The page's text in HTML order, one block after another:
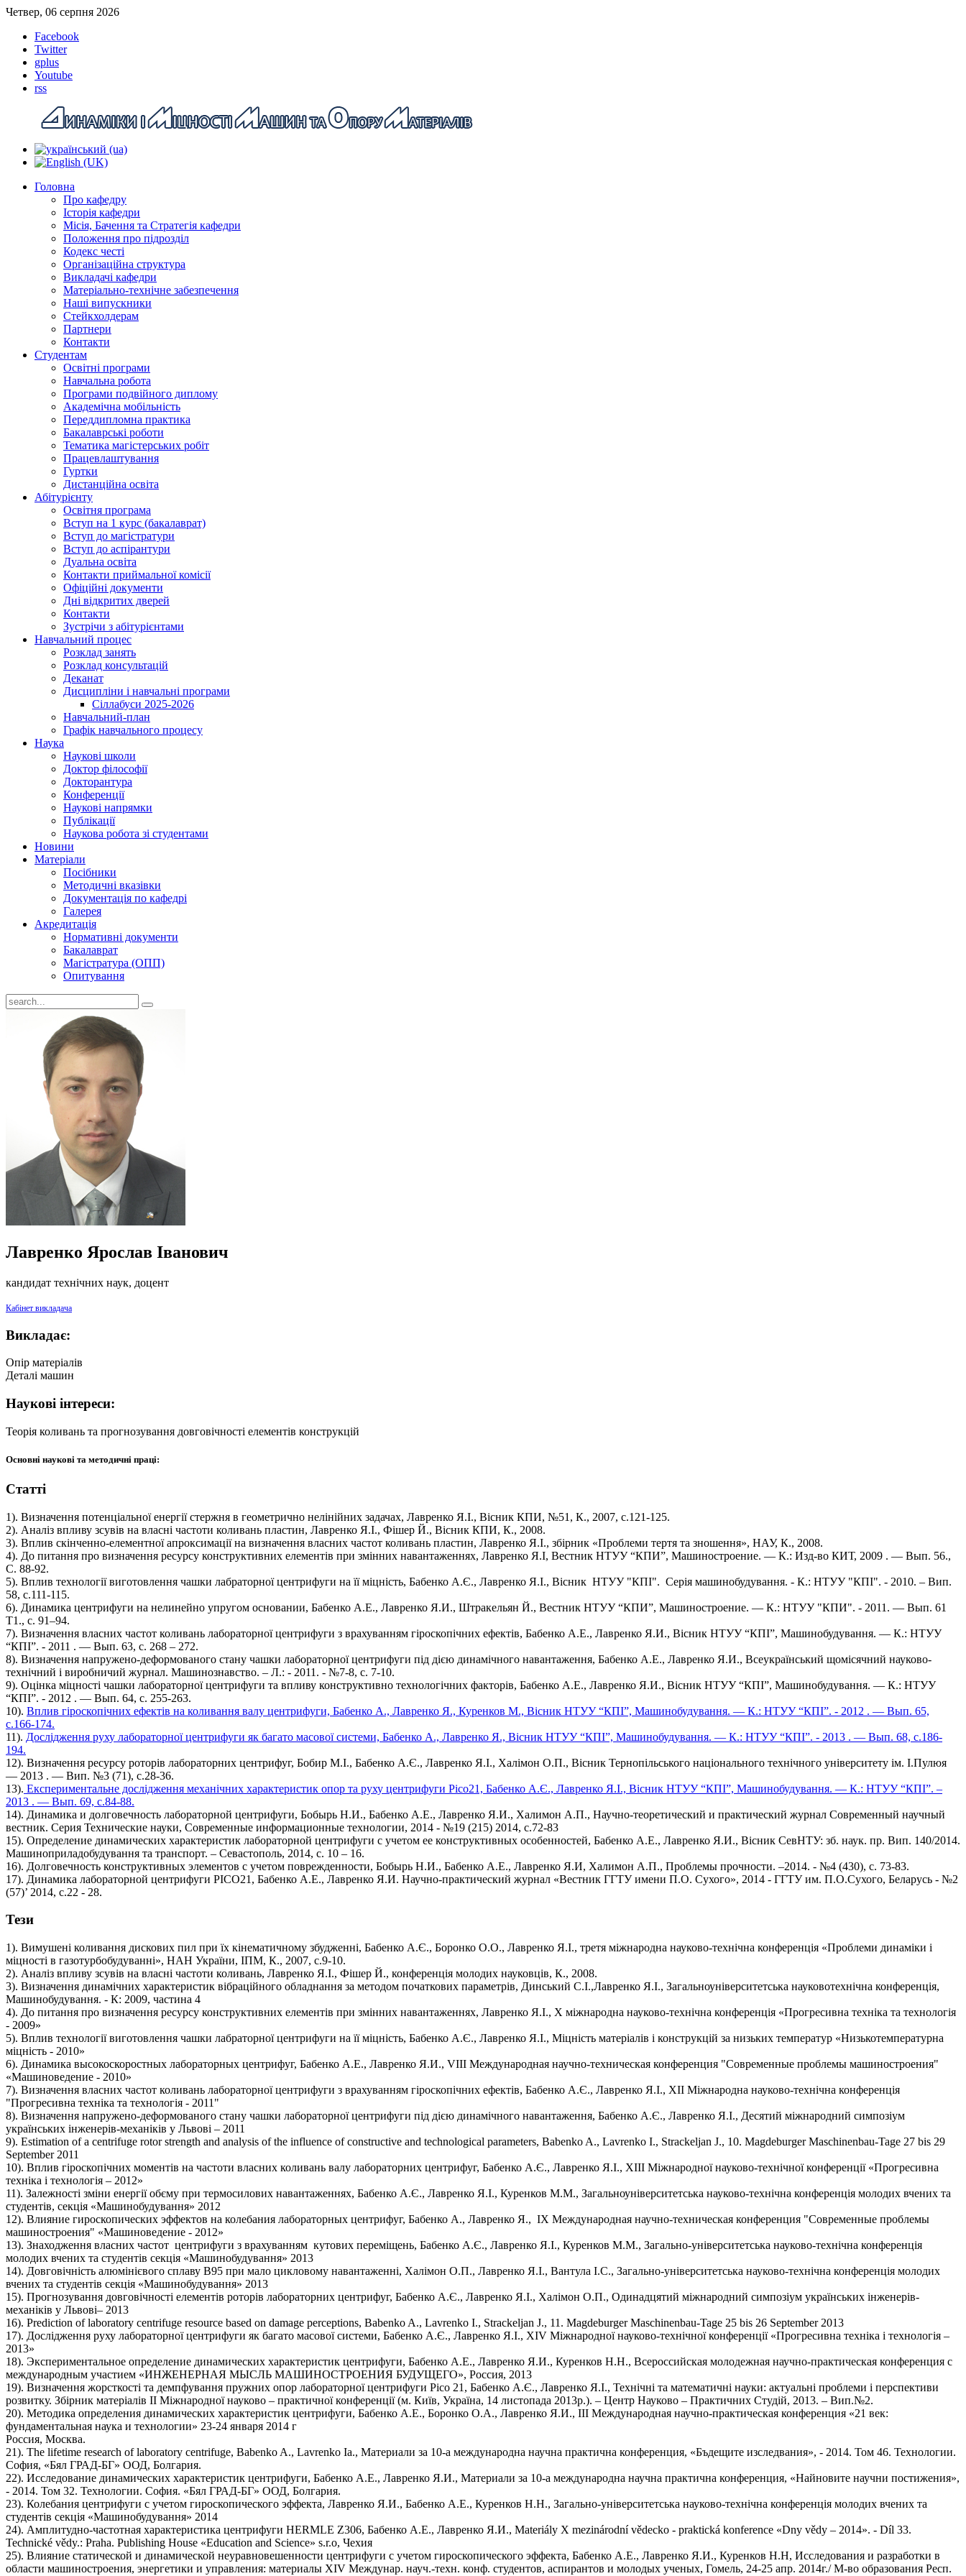
Четвер, 06 серпня 2026
Facebook
Twitter
gplus
Youtube
rss
Головна
Про кафедру
Історія кафедри
Місія, Бачення та Стратегія кафедри
Положення про підрозділ
Кодекс честі
Організаційна структура
Викладачі кафедри
Матеріально-технічне забезпечення
Наші випускники
Стейкхолдерам
Партнери
Контакти
Студентам
Освітні програми
Навчальна робота
Програми подвійного диплому
Академічна мобільність
Переддипломна практика
Бакалаврські роботи
Тематика магістерських робіт
Працевлаштування
Гуртки
Дистанційна освіта
Абітурієнту
Освітня програма
Вступ на 1 курс (бакалаврат)
Вступ до магістратури
Вступ до аспірантури
Дуальна освіта
Контакти приймальної комісії
Офіційні документи
Дні відкритих дверей
Контакти
Зустрічи з абітурієнтами
Навчальний процес
Розклад занять
Розклад консультацій
Деканат
Дисципліни і навчальні програми
Сіллабуси 2025-2026
Навчальний-план
Графік навчального процесу
Наука
Наукові школи
Доктор філософії
Докторантура
Конференції
Наукові напрямки
Публікації
Наукова робота зі студентами
Новини
Матеріали
Посібники
Методичні вказівки
Документація по кафедрі
Галерея
Акредитація
Нормативні документи
Бакалаврат
Магістратура (ОПП)
Опитування
Лавренко Ярослав Іванович
кандидат технічних наук, доцент
Кабінет викладача
Викладає:
Опір матеріалів
Деталі машин
Наукові інтереси:
Теорія коливань та прогнозування довговічності елементів конструкцій
Основні науковi та методичнi працi:
Статті
1). Визначення потенціальної енергії стержня в геометрично нелінійних задачах, Лавренко Я.І., Вісник КПИ, №51, К., 2007, с.121-125.
2). Аналіз впливу зсувів на власні частоти коливань пластин, Лавренко Я.І., Фішер Й., Вісник КПИ, К., 2008.
3). Вплив скінченно-елементної апроксимації на визначення власних частот коливань пластин, Лавренко Я.І., збірник «Проблеми тертя та зношення», НАУ, К., 2008.
4). До питання про визначення ресурсу конструктивних елементів при змінних навантаженнях, Лавренко Я.І, Вестник НТУУ “КПИ”, Машиностроение. — К.: Изд-во КИТ, 2009 . — Вып. 56.,
С. 88-92.
5). Вплив технології виготовлення чашки лабраторної центрифуги на її міцність, Бабенко А.Є., Лавренко Я.І., Вісник НТУУ "КПІ". Серія машинобудування. - К.: НТУУ "КПІ". - 2010. – Вип.
58, с.111-115.
6). Динамика центрифуги на нелинейно упругом основании, Бабенко А.Е., Лавренко Я.И., Штракельян Й., Вестник НТУУ “КПИ”, Машиностроение. — К.: НТУУ "КПИ". - 2011. — Вып. 61
Т1., с. 91–94.
7). Визначення власних частот коливань лабораторної центрифуги з врахуванням гіроскопічних ефектів, Бабенко А.Е., Лавренко Я.И., Вісник НТУУ “КПІ”, Машинобудування. — К.: НТУУ
“КПІ”. - 2011 . — Вып. 63, с. 268 – 272.
8). Визначення напружено-деформованого стану чашки лабораторної центрифуги під дією динамічного навантаження, Бабенко А.Е., Лавренко Я.И., Всеукраїнський щомісячний науково-
технічний і виробничий журнал. Машинознавство. – Л.: - 2011. - №7-8, с. 7-10.
9). Оцінка міцності чашки лабораторної центрифуги та впливу конструктивно технологічних факторів, Бабенко А.Е., Лавренко Я.И., Вісник НТУУ “КПІ”, Машинобудування. — К.: НТУУ
“КПІ”. - 2012 . — Вып. 64, c. 255-263.
10). Вплив гіроскопічних ефектів на коливання валу центрифуги, Бабенко А., Лавренко Я., Куренков М., Вісник НТУУ “КПІ”, Машинобудування. — К.: НТУУ “КПІ”. - 2012 . — Вып. 65,
с.166-174.
11). Дослідження руху лабораторної центрифуги як багато масової системи, Бабенко А., Лавренко Я., Вісник НТУУ “КПІ”, Машинобудування. — К.: НТУУ “КПІ”. - 2013 . — Вып. 68, c.186-
194.
12). Визначення ресурсу роторів лабораторних центрифуг, Бобир М.І., Бабенко А.Є., Лавренко Я.І., Халімон О.П., Вісник Тернопільського національного технічного університету ім. І.Пулюя
— 2013 . — Вип. №3 (71), c.28-36.
13). Експериментальне дослідження механічних характеристик опор та руху центрифуги Рісо21, Бабенко А.Є., Лавренко Я.І., Вісник НТУУ “КПІ”, Машинобудування. — К.: НТУУ “КПІ”. –
2013 . — Вып. 69, с.84-88.
14). Динамика и долговечность лабораторной центрифуги, Бобырь Н.И., Бабенко А.Е., Лавренко Я.И., Халимон А.П., Научно-теоретический и практический журнал Современный научный
вестник. Серия Технические науки, Современные информационные технологии, 2014 - №19 (215) 2014, с.72-83
15). Определение динамических характеристик лабораторной центрифуги с учетом ее конструктивных особенностей, Бабенко А.Е., Лавренко Я.И., Вісник СевНТУ: зб. наук. пр. Вип. 140/2014.
Машиноприладобудування та транспорт. – Севастополь, 2014, с. 10 – 16.
16). Долговечность конструктивных элементов с учетом поврежденности, Бобырь Н.И., Бабенко А.Е., Лавренко Я.И, Халимон А.П., Проблемы прочности. –2014. - №4 (430), с. 73-83.
17). Динамика лабораторной центрифуги PICO21, Бабенко А.Е., Лавренко Я.И. Научно-практический журнал «Вестник ГГТУ имени П.О. Сухого», 2014 - ГГТУ им. П.О.Сухого, Беларусь - №2
(57)’ 2014, c.22 - 28.
Тези
1). Вимушені коливання дискових пил при їх кінематичному збудженні, Бабенко А.Є., Боронко О.О., Лавренко Я.І., третя міжнародна науково-технічна конференція «Проблеми динаміки і
міцності в газотурбобудуванні», НАН України, ІПМ, К., 2007, с.9-10.
2). Аналіз впливу зсувів на власні частоти коливань, Лавренко Я.І., Фішер Й., конференція молодих науковців, К., 2008.
3). Визначення динамічних характеристик вібраційного обладнання за методом початкових параметрів, Динський С.І.,Лавренко Я.І., Загальноуніверситетська науковотехнічна конференція,
Машинобудування. - К: 2009, частина 4
4). До питання про визначення ресурсу конструктивних елементів при змінних навантаженнях, Лавренко Я.І., Х міжнародна науково-технічна конференція «Прогресивна техніка та технологія
- 2009»
5). Вплив технології виготовлення чашки лабраторної центрифуги на її міцність, Бабенко А.Є., Лавренко Я.І., Міцність матеріалів і конструкцій за низьких температур «Низькотемпературна
міцність - 2010»
6). Динамика высокоскоростных лабораторных центрифуг, Бабенко А.Е., Лавренко Я.И., VIII Международная научно-техническая конференция "Современные проблемы машиностроения"
«Машиноведение - 2010»
7). Визначення власних частот коливань лабораторної центрифуги з врахуванням гіроскопічних ефектів, Бабенко А.Є., Лавренко Я.І., ХІІ Міжнародна науково-технічна конференція
"Прогресивна техніка та технологія - 2011"
8). Визначення напружено-деформованого стану чашки лабораторної центрифуги під дією динамічного навантаження, Бабенко А.Є., Лавренко Я.І., Десятий міжнародний симпозіум
українських інженерів-механіків у Львові – 2011
9). Estimation of a centrifuge rotor strength and analysis of the influence of constructive and technological parameters, Babenko A., Lavrenko I., Strackeljan J., 10. Magdeburger Maschinenbau-Tage 27 bis 29
September 2011
10). Вплив гіроскопічних моментів на частоти власних коливань валу лабораторних центрифуг, Бабенко А.Є., Лавренко Я.І., XІІІ Міжнародної науково-технічної конференції «Прогресивна
техніка і технологія – 2012»
11). Залежності зміни енергії обєму при термосилових навантаженнях, Бабенко А.Є., Лавренко Я.І., Куренков М.М., Загальноуніверситетська науково-технічна конференція молодих вчених та
студентів, секція «Машинобудування» 2012
12). Влияние гироскопических эффектов на колебания лабораторных центрифуг, Бабенко А., Лавренко Я., IX Международная научно-техническая конференция "Современные проблемы
машиностроения" «Машиноведение - 2012»
13). Знаходження власних частот центрифуги з врахуванням кутових переміщень, Бабенко А.Є., Лавренко Я.І., Куренков М.М., Загально-університетська науково-технічна конференція
молодих вчених та студентів секція «Машинобудування» 2013
14). Довговічність алюмінієвого сплаву В95 при мало цикловому навантаженні, Халімон О.П., Лавренко Я.І., Вантула І.С., Загально-університетська науково-технічна конференція молодих
вчених та студентів секція «Машинобудування» 2013
15). Прогнозування довговічності елементів роторів лабораторних центрифуг, Бабенко А.Є., Лавренко Я.І., Халімон О.П., Одинадцятий міжнародний симпозіум українських інженерів-
механіків у Львові– 2013
16). Prediction of laboratory centrifuge resource based on damage perceptions, Babenko A., Lavrenko I., Strackeljan J., 11. Magdeburger Maschinenbau-Tage 25 bis 26 September 2013
17). Дослідження руху лабораторної центрифуги як багато масової системи, Бабенко А.Є., Лавренко Я.І., XІV Міжнародної науково-технічної конференції «Прогресивна техніка і технологія –
2013»
18). Экспериментальное определение динамических характеристик центрифуги, Бабенко А.Е., Лавренко Я.И., Куренков Н.Н., Всероссийская молодежная научно-практическая конференция с
международным участием «ИНЖЕНЕРНАЯ МЫСЛЬ МАШИНОСТРОЕНИЯ БУДУЩЕГО», Россия, 2013
19). Визначення жорсткості та демпфування пружних опор лабораторної центрифуги Pico 21, Бабенко А.Є., Лавренко Я.І., Технічні та математичні науки: актуальні проблеми і перспективи
розвитку. Збірник матеріалів II Міжнародної науково – практичної конференції (м. Київ, Україна, 14 листопада 2013р.). – Центр Науково – Практичних Студій, 2013. – Вип.№2.
20). Методика определения динамических характеристик центрифуги, Бабенко А.Е., Боронко О.А., Лавренко Я.И., III Международная научно-практическая конференция «21 век:
фундаментальная наука и технологии» 23-24 января 2014 г
Россия, Москва.
21). The lifetime research of laboratory centrifuge, Babenko A., Lavrenko Ia., Материали за 10-а международна научна практична конференция, «Бъдещите изследвания», - 2014. Том 46. Технологии.
София, «Бял ГРАД-БГ» ООД, Болгария.
22). Исследование динамических характеристик центрифуги, Бабенко А.Е., Лавренко Я.И., Материали за 10-а международна научна практична конференция, «Найновите научни постижения»,
- 2014. Том 32. Технологии. София. «Бял ГРАД-БГ» ООД, Болгария.
23). Колебания центрифуги с учетом гироскопического эффекта, Лавренко Я.И., Бабенко А.Е., Куренков Н.Н., Загально-університетська науково-технічна конференція молодих вчених та
студентів секція «Машинобудування» 2014
24). Амплитудно-частотная характеристика центрифуги HERMLE Z306, Бабенко А.Е., Лавренко Я.И., Materiály X mezinárodní vědecko - praktická konference «Dny vědy – 2014». - Díl 33.
Technické vědy.: Praha. Publishing House «Education and Science» s.r.o, Чехия
25). Влияние статической и динамической неуравновешенности центрифуги с учетом гироскопического эффекта, Бабенко А.Е., Лавренко Я.И., Куренков Н.Н, Исследования и разработки в
области машиностроения, энергетики и управления: материалы XIV Междунар. науч.-техн. конф. студентов, аспирантов и молодых ученых, Гомель, 24-25 апр. 2014г./ М-во образования Респ.